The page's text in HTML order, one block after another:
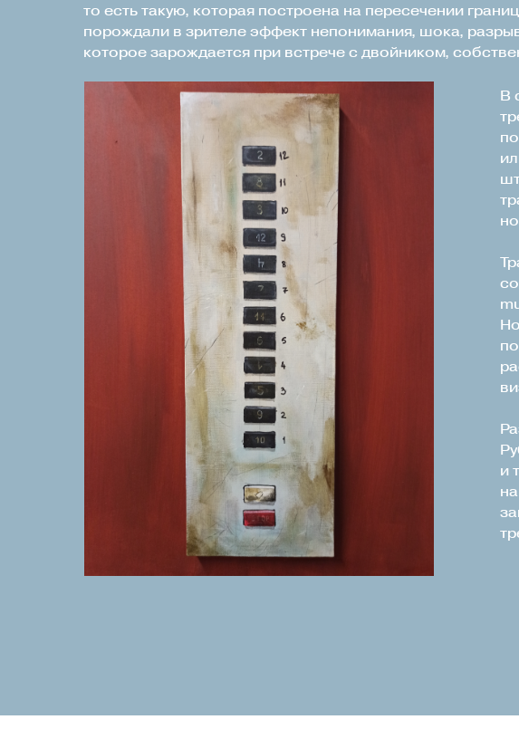
то есть такую, которая построена на пересечении
порождали в зрителе эффект непонимания, шока,
которое зарождается при встрече с двойником,
В
и